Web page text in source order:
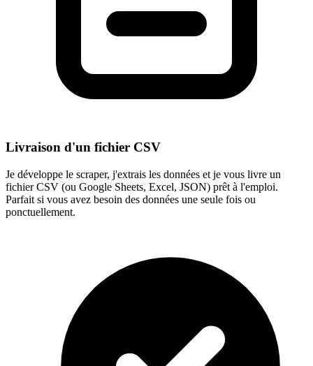
Livraison d'un fichier CSV
Je développe le scraper, j'extrais les données et je vous livre un
fichier CSV (ou Google Sheets, Excel, JSON) prêt à l'emploi.
Parfait si vous avez besoin des données une seule fois ou
ponctuellement.